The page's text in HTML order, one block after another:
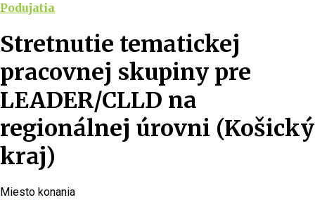
Podujatia
Stretnutie tematickej
pracovnej skupiny pre
LEADER/CLLD na
regionálnej úrovni (Košický
kraj)
Miesto konania